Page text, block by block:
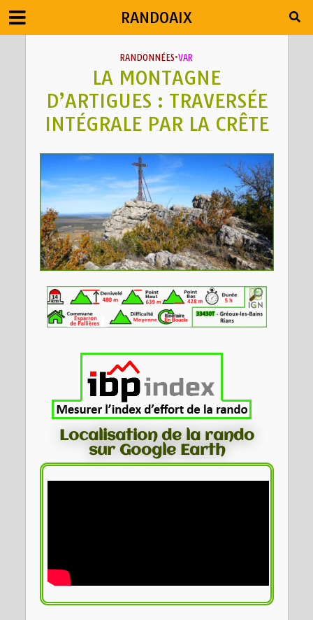
RANDOAIX
RANDONNÉES•VAR
LA MONTAGNE
D’ARTIGUES : TRAVERSÉE
INTÉGRALE PAR LA CRÊTE
Localisation de la rando
sur Google Earth